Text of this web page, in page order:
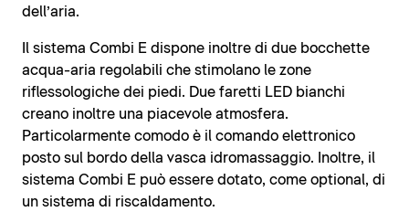
dell’aria.
Il sistema Combi E dispone inoltre di due bocchette
acqua-aria regolabili che stimolano le zone
riflessologiche dei piedi. Due faretti LED bianchi
creano inoltre una piacevole atmosfera.
Particolarmente comodo è il comando elettronico
posto sul bordo della vasca idromassaggio. Inoltre, il
sistema Combi E può essere dotato, come optional, di
un sistema di riscaldamento.